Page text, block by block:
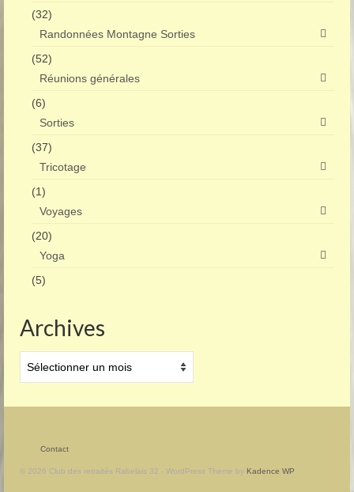
(32)
Randonnées Montagne Sorties
(52)
Réunions générales
(6)
Sorties
(37)
Tricotage
(1)
Voyages
(20)
Yoga
(5)
Archives
Contact
© 2026 Club des retraités Rabelais 32 - WordPress Theme by Kadence WP